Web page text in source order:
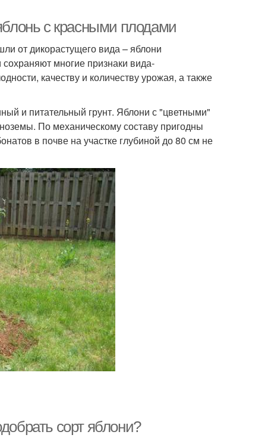
с красными плодами
от дикорастущего вида – яблони
многие признаки вида-
качеству и количеству урожая, а также
и питательный грунт. Яблони с "цветными"
По механическому составу пригодны
в почве на участке глубиной до 80 см не
сорт яблони?